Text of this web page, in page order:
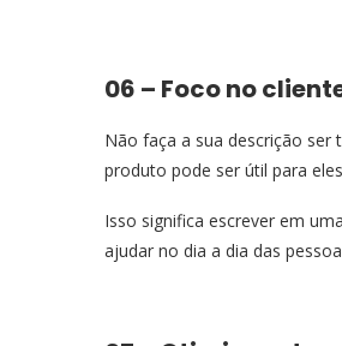
06 – Foco no
Não faça a sua descrição
produto pode ser útil para
Isso significa escrever em
ajudar no dia a dia das